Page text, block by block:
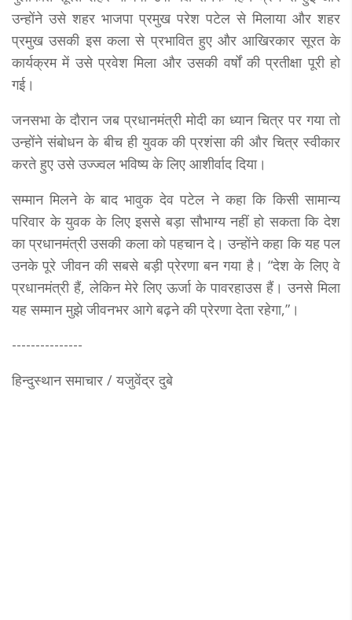
उन्होंने उसे शहर भाजपा प्रमुख परेश पटेल से मिलाया और शहर
प्रमुख उसकी इस कला से प्रभावित हुए और आखिरकार सूरत के
कार्यक्रम में उसे प्रवेश मिला और उसकी वर्षों की प्रतीक्षा पूरी हो
गई।
जनसभा के दौरान जब प्रधानमंत्री मोदी का ध्यान चित्र पर गया तो
उन्होंने संबोधन के बीच ही युवक की प्रशंसा की और चित्र स्वीकार
करते हुए उसे उज्ज्वल भविष्य के लिए आशीर्वाद दिया।
सम्मान मिलने के बाद भावुक देव पटेल ने कहा कि किसी सामान्य
परिवार के युवक के लिए इससे बड़ा सौभाग्य नहीं हो सकता कि देश
का प्रधानमंत्री उसकी कला को पहचान दे। उन्होंने कहा कि यह पल
उनके पूरे जीवन की सबसे बड़ी प्रेरणा बन गया है। “देश के लिए वे
प्रधानमंत्री हैं, लेकिन मेरे लिए ऊर्जा के पावरहाउस हैं। उनसे मिला
यह सम्मान मुझे जीवनभर आगे बढ़ने की प्रेरणा देता रहेगा,”।
---------------
हिन्दुस्थान समाचार / यजुवेंद्र दुबे